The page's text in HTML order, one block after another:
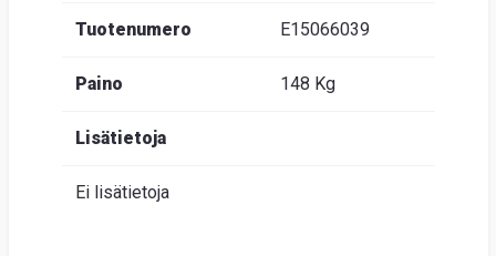
Tuotenumero E15066039
Paino 148 Kg
Lisätietoja
Ei lisätietoja